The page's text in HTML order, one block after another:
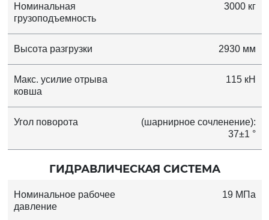
Номинальная
грузоподъемность
3000 кг
Высота разгрузки 2930 мм
Макс. усилие отрыва
ковша
115 кН
Угол поворота
(шарнирное сочленение):
37±1 °
ГИДРАВЛИЧЕСКАЯ СИСТЕМА
Номинальное рабочее
давление
19 МПа